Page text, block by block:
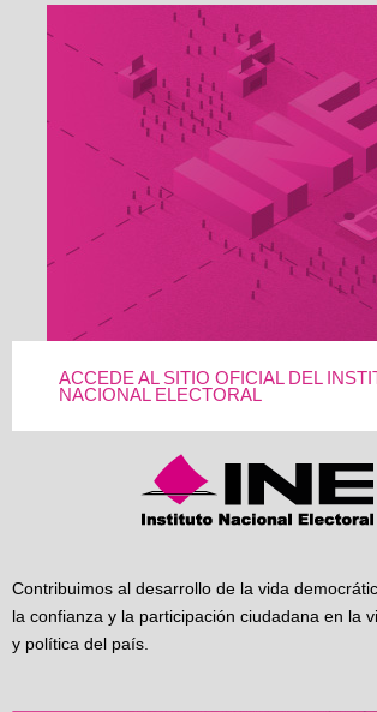
ACCEDE AL SITIO OFICIAL DEL
NACIONAL ELECTORAL
Contribuimos al desarrollo de la vida
la confianza y la participación ciudadana en la
y política del país.